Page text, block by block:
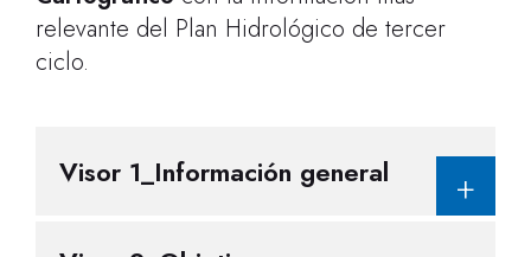
relevante del Plan Hidrológico de tercer
ciclo.
Visor 1_Información general